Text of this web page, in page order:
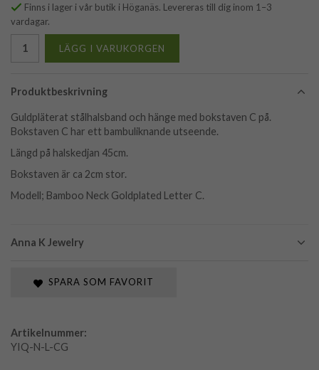
Finns i lager i vår butik i Höganäs. Levereras till dig inom 1–3
vardagar.
LÄGG I VARUKORGEN
Produktbeskrivning
Anna K Jewelry
Guldpläterat stålhalsband och hänge med bokstaven C på.
Bokstaven C har ett bambuliknande utseende.
Längd på halskedjan 45cm.
Bokstaven är ca 2cm stor.
Modell; Bamboo Neck Goldplated Letter C.
SPARA SOM FAVORIT
Artikelnummer:
YIQ-N-L-CG